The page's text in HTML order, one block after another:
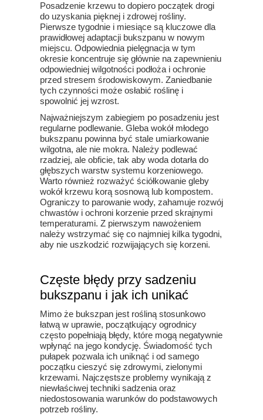
Posadzenie krzewu to dopiero początek drogi
do uzyskania pięknej i zdrowej rośliny.
Pierwsze tygodnie i miesiące są kluczowe dla
prawidłowej adaptacji bukszpanu w nowym
miejscu. Odpowiednia pielęgnacja w tym
okresie koncentruje się głównie na zapewnieniu
odpowiedniej wilgotności podłoża i ochronie
przed stresem środowiskowym. Zaniedbanie
tych czynności może osłabić roślinę i
spowolnić jej wzrost.
Najważniejszym zabiegiem po posadzeniu jest
regularne podlewanie. Gleba wokół młodego
bukszpanu powinna być stale umiarkowanie
wilgotna, ale nie mokra. Należy podlewać
rzadziej, ale obficie, tak aby woda dotarła do
głębszych warstw systemu korzeniowego.
Warto również rozważyć ściółkowanie gleby
wokół krzewu korą sosnową lub kompostem.
Ograniczy to parowanie wody, zahamuje rozwój
chwastów i ochroni korzenie przed skrajnymi
temperaturami. Z pierwszym nawożeniem
należy wstrzymać się co najmniej kilka tygodni,
aby nie uszkodzić rozwijających się korzeni.
Częste błędy przy sadzeniu
bukszpanu i jak ich unikać
Mimo że bukszpan jest rośliną stosunkowo
łatwą w uprawie, początkujący ogrodnicy
często popełniają błędy, które mogą negatywnie
wpłynąć na jego kondycję. Świadomość tych
pułapek pozwala ich uniknąć i od samego
początku cieszyć się zdrowymi, zielonymi
krzewami. Najczęstsze problemy wynikają z
niewłaściwej techniki sadzenia oraz
niedostosowania warunków do podstawowych
potrzeb rośliny.